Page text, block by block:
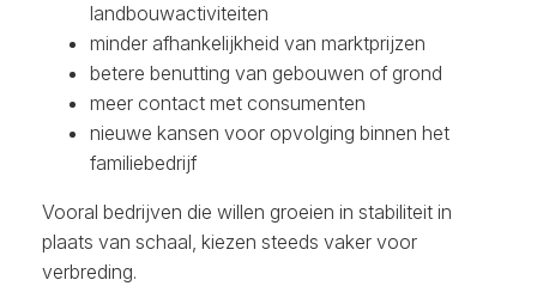
landbouwactiviteiten
minder afhankelijkheid van marktprijzen
betere benutting van gebouwen of grond
meer contact met consumenten
nieuwe kansen voor opvolging binnen het
familiebedrijf
Vooral bedrijven die willen groeien in stabiliteit in
plaats van schaal, kiezen steeds vaker voor
verbreding.